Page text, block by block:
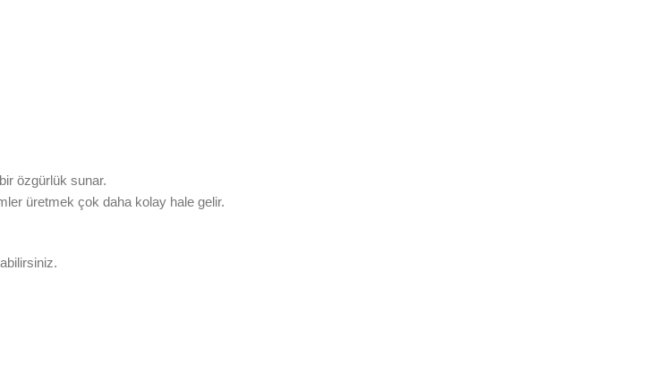
özgürlük sunar.
üretmek çok daha kolay hale gelir.